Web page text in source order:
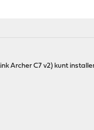
Archer C7 v2) kunt